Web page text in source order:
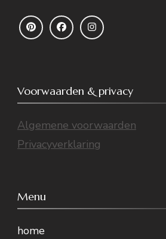
Voorwaarden & privacy
Algemene voorwaarden
Privacyverklaring
Menu
home